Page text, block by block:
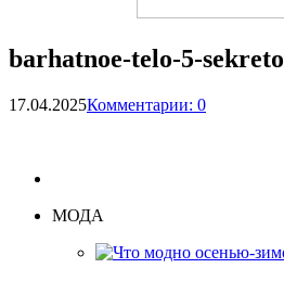
barhatnoe-telo-5-
17.04.2025Комментарии: 0
МОДА